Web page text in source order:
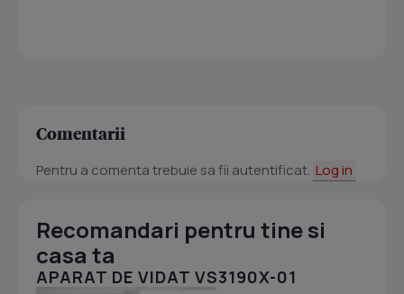
Comentarii
Pentru a comenta trebuie sa fii autentificat. Log in
Recomandari pentru tine si
casa ta
APARAT DE VIDAT VS3190X-01